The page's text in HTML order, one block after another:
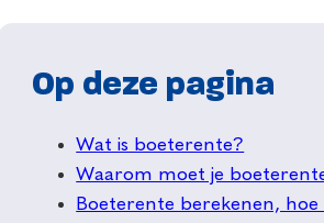
Op deze pagina
Wat is boeterente?
Waarom moet je
Boeterente berekenen,